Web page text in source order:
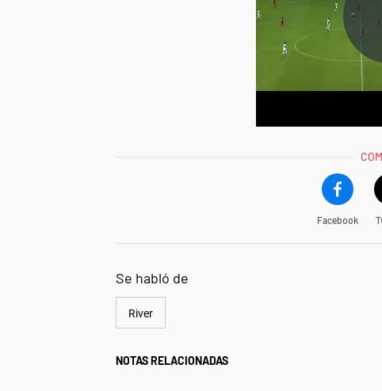
Facebook
Se habló de
River
NOTAS RELACIONADAS